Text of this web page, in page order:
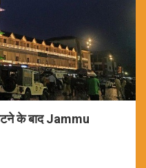
के बाद Jammu